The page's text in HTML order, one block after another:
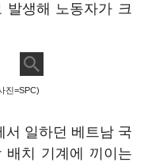
발생해 노동자가 크
진=SPC)
서 일하던 베트남 국
배치 기계에 끼이는